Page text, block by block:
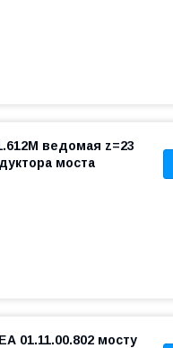
ведомая z=23
моста
01.11.00.802 мосту